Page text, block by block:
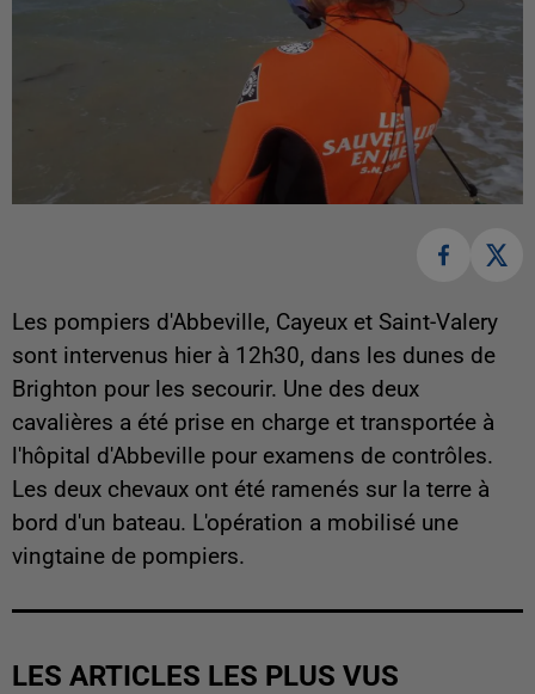
Les pompiers d'Abbeville, Cayeux et Saint-Valery
sont intervenus hier à 12h30, dans les dunes de
Brighton pour les secourir. Une des deux
cavalières a été prise en charge et transportée à
l'hôpital d'Abbeville pour examens de contrôles.
Les deux chevaux ont été ramenés sur la terre à
bord d'un bateau. L'opération a mobilisé une
vingtaine de pompiers.
LES ARTICLES LES PLUS VUS